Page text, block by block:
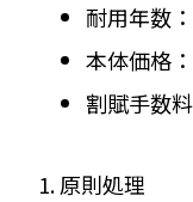
耐用年数
本体価格
割賦手数
1. 原則処理